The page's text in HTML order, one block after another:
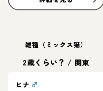
雑種（ミックス猫）
2歳くらい？ / 関東
ヒナ ♂